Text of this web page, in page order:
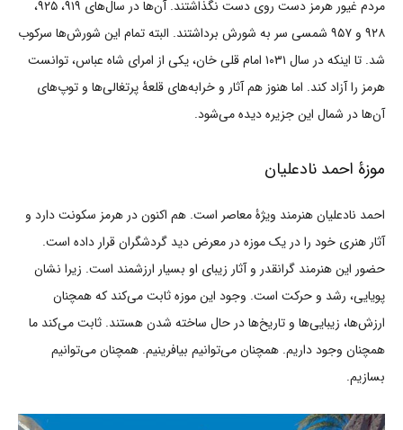
مردم غیور هرمز دست روی دست نگذاشتند. آن‌ها در سال‌های ۹۱۹، ۹۲۵،
۹۲۸ و ۹۵۷ شمسی سر به شورش برداشتند. البته تمام این شورش‌ها سرکوب
شد. تا اینکه در سال ۱۰۳۱ امام قلی خان، یکی از امرای شاه عباس، توانست
هرمز را آزاد کند. اما هنوز هم آثار و خرابه‌های قلعۀ پرتغالی‌ها و توپ‌های
آن‌ها در شمال این جزیره دیده می‌شود.
موزۀ احمد نادعلیان
احمد نادعلیان هنرمند ویژۀ معاصر است. هم اکنون در هرمز سکونت دارد و
آثار هنری خود را در یک موزه در معرض دید گردشگران قرار داده است.
حضور این هنرمند گرانقدر و آثار زیبای او بسیار ارزشمند است. زیرا نشان
پویایی، رشد و حرکت است. وجود این موزه ثابت می‌کند که همچنان
ارزش‌ها، زیبایی‌ها و تاریخ‌ها در حال ساخته شدن هستند. ثابت می‌کند ما
همچنان وجود داریم. همچنان می‌توانیم بیافرینیم. همچنان می‌توانیم
بسازیم.